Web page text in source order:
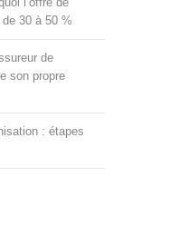
de 30 à 50 %
de
son propre
: étapes